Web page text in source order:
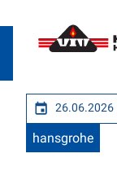
Heinrich Vitt
Haustechnik
26.06.2026
hansgrohe